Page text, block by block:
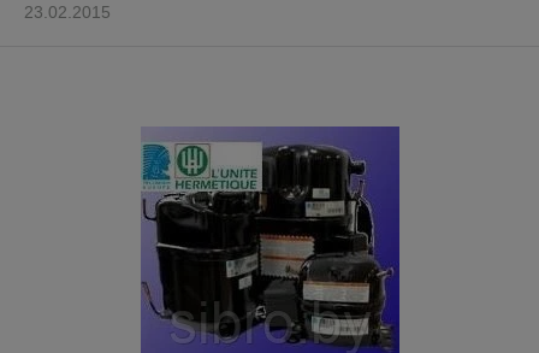
23.02.2015